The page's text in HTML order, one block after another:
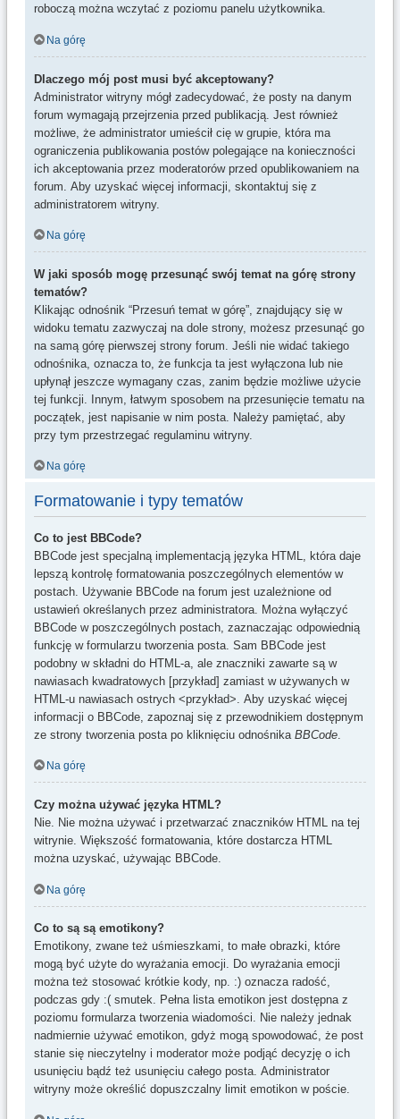
roboczą można wczytać z poziomu panelu użytkownika.
Na górę
Dlaczego mój post musi być akceptowany?
Administrator witryny mógł zadecydować, że posty na danym
forum wymagają przejrzenia przed publikacją. Jest również
możliwe, że administrator umieścił cię w grupie, która ma
ograniczenia publikowania postów polegające na konieczności
ich akceptowania przez moderatorów przed opublikowaniem na
forum. Aby uzyskać więcej informacji, skontaktuj się z
administratorem witryny.
Na górę
W jaki sposób mogę przesunąć swój temat na górę strony
tematów?
Klikając odnośnik “Przesuń temat w górę”, znajdujący się w
widoku tematu zazwyczaj na dole strony, możesz przesunąć go
na samą górę pierwszej strony forum. Jeśli nie widać takiego
odnośnika, oznacza to, że funkcja ta jest wyłączona lub nie
upłynął jeszcze wymagany czas, zanim będzie możliwe użycie
tej funkcji. Innym, łatwym sposobem na przesunięcie tematu na
początek, jest napisanie w nim posta. Należy pamiętać, aby
przy tym przestrzegać regulaminu witryny.
Na górę
Formatowanie i typy tematów
Co to jest BBCode?
BBCode jest specjalną implementacją języka HTML, która daje
lepszą kontrolę formatowania poszczególnych elementów w
postach. Używanie BBCode na forum jest uzależnione od
ustawień określanych przez administratora. Można wyłączyć
BBCode w poszczególnych postach, zaznaczając odpowiednią
funkcję w formularzu tworzenia posta. Sam BBCode jest
podobny w składni do HTML-a, ale znaczniki zawarte są w
nawiasach kwadratowych [przykład] zamiast w używanych w
HTML-u nawiasach ostrych <przykład>. Aby uzyskać więcej
informacji o BBCode, zapoznaj się z przewodnikiem dostępnym
ze strony tworzenia posta po kliknięciu odnośnika BBCode
Na górę
Czy można używać języka HTML?
Nie. Nie można używać i przetwarzać znaczników HTML na tej
witrynie. Większość formatowania, które dostarcza HTML
można uzyskać, używając BBCode.
Na górę
Co to są są emotikony?
Emotikony, zwane też uśmieszkami, to małe obrazki, które
mogą być użyte do wyrażania emocji. Do wyrażania emocji
można też stosować krótkie kody, np. :) oznacza radość,
podczas gdy :( smutek. Pełna lista emotikon jest dostępna z
poziomu formularza tworzenia wiadomości. Nie należy jednak
nadmiernie używać emotikon, gdyż mogą spowodować, że post
stanie się nieczytelny i moderator może podjąć decyzję o ich
usunięciu bądź też usunięciu całego posta. Administrator
witryny może określić dopuszczalny limit emotikon w poście.